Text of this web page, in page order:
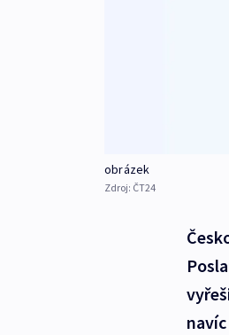
obrázek
Zdroj: ČT24